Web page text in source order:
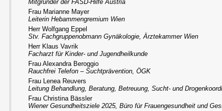
Mitgründer der FASD-Hilfe Austria
Frau Marianne Mayer
Leiterin Hebammengremium Wien
Herr Wolfgang Eppel
Stv. Fachgruppenobmann Gynäkologie, Ärztekammer Wien
Herr Klaus Vavrik
Facharzt für Kinder- und Jugendheilkunde
Frau Alexandra Beroggio
Rauchfrei Telefon – Suchtprävention, ÖGK
Frau Lenea Reuvers
Leitung Behandlung, Beratung, Betreuung, Sucht- und
Frau Christina Bässler
Wiener Gesundheitsziele 2025, Büro für Frauengesundheit und